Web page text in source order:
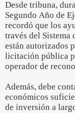
Desde tribuna,
Segundo Año de
recordó que los
través del Sistema
están autorizados
licitación pública
operador de
Además, debe
económicos
de inversión a